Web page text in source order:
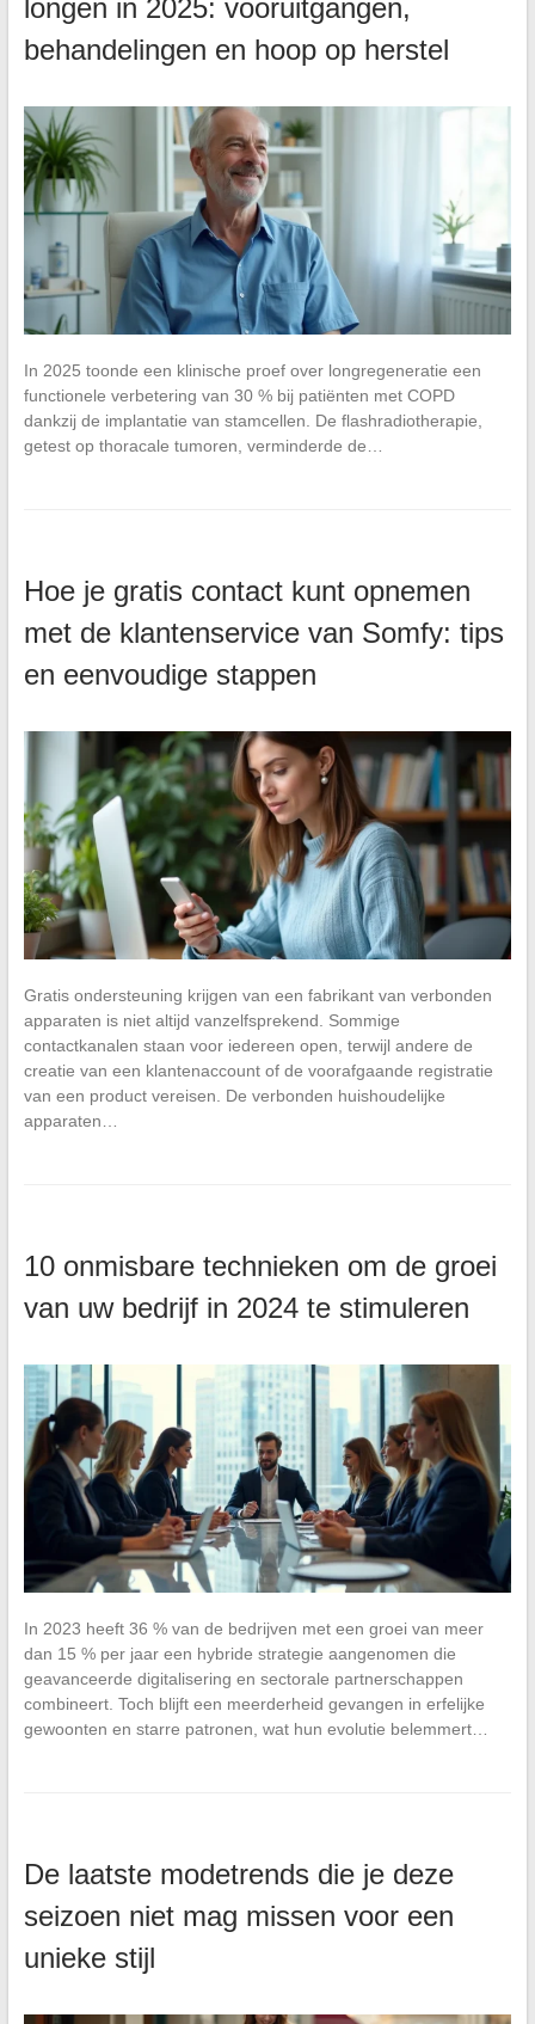
longen in 2025: vooruitgangen,
behandelingen en hoop op herstel
In 2025 toonde een klinische proef over longregeneratie een
functionele verbetering van 30 % bij patiënten met COPD
dankzij de implantatie van stamcellen. De flashradiotherapie,
getest op thoracale tumoren, verminderde de…
Hoe je gratis contact kunt opnemen
met de klantenservice van Somfy: tips
en eenvoudige stappen
Gratis ondersteuning krijgen van een fabrikant van verbonden
apparaten is niet altijd vanzelfsprekend. Sommige
contactkanalen staan voor iedereen open, terwijl andere de
creatie van een klantenaccount of de voorafgaande registratie
van een product vereisen. De verbonden huishoudelijke
apparaten…
10 onmisbare technieken om de groei
van uw bedrijf in 2024 te stimuleren
In 2023 heeft 36 % van de bedrijven met een groei van meer
dan 15 % per jaar een hybride strategie aangenomen die
geavanceerde digitalisering en sectorale partnerschappen
combineert. Toch blijft een meerderheid gevangen in erfelijke
gewoonten en starre patronen, wat hun evolutie belemmert…
De laatste modetrends die je deze
seizoen niet mag missen voor een
unieke stijl